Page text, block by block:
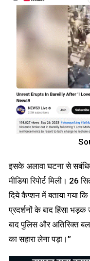
इसके अलावा घटना से
मीडिया रिपोर्ट मिली। 26
दिये कैप्शन में बताया गया कि
प्रदर्शनों के बाद हिंसा
बाद पुलिस और अतिरिक्त
का सहारा लेना पड़ा।”